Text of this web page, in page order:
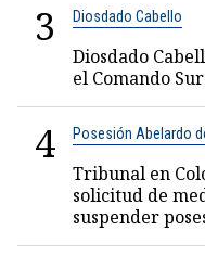
3 Diosdado Cabello
Diosdado
el Comando
4 Posesión Abelardo
Tribunal en
solicitud de
suspender